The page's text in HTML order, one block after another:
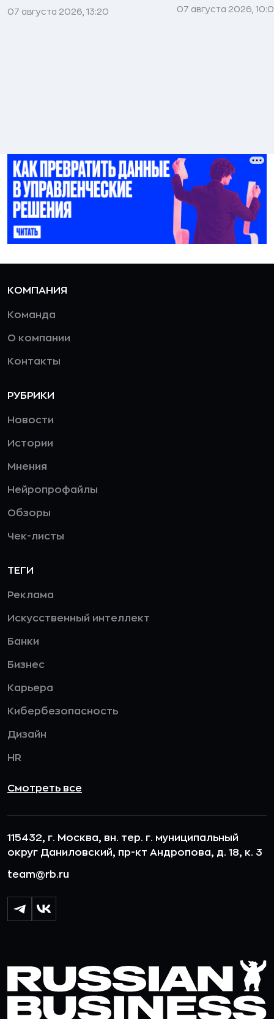
07 августа 2026, 13:20 07 августа 2026,
КОМПАНИЯ
Команда
О компании
Контакты
РУБРИКИ
Новости
Истории
Мнения
Нейропрофайлы
Обзоры
Чек-листы
ТЕГИ
Реклама
Искусственный интеллект
Банки
Бизнес
Карьера
Кибербезопасность
Дизайн
HR
Смотреть все
115432, г. Москва, вн. тер. г. муниципальный
округ Даниловский, пр-кт Андропова, д. 18, к. 3
team@rb.ru